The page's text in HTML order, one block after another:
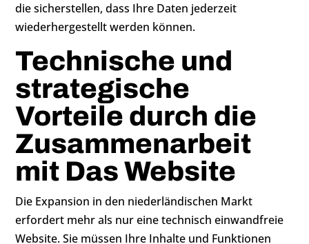
die sicherstellen, dass Ihre Daten jederzeit
wiederhergestellt werden können.
Technische und
strategische
Vorteile durch die
Zusammenarbeit
mit Das Website
Die Expansion in den niederländischen Markt
erfordert mehr als nur eine technisch einwandfreie
Website. Sie müssen Ihre Inhalte und Funktionen